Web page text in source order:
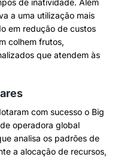
a uma utilização mais
em redução de custos
colhem frutos,
que atendem às
com sucesso o Big
operadora global
analisa os padrões de
a alocação de recursos,